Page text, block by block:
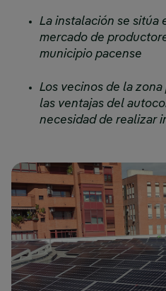
La instalación se sitúa
mercado de
municipio pacense
Los vecinos de la
las ventajas del
necesidad de realizar